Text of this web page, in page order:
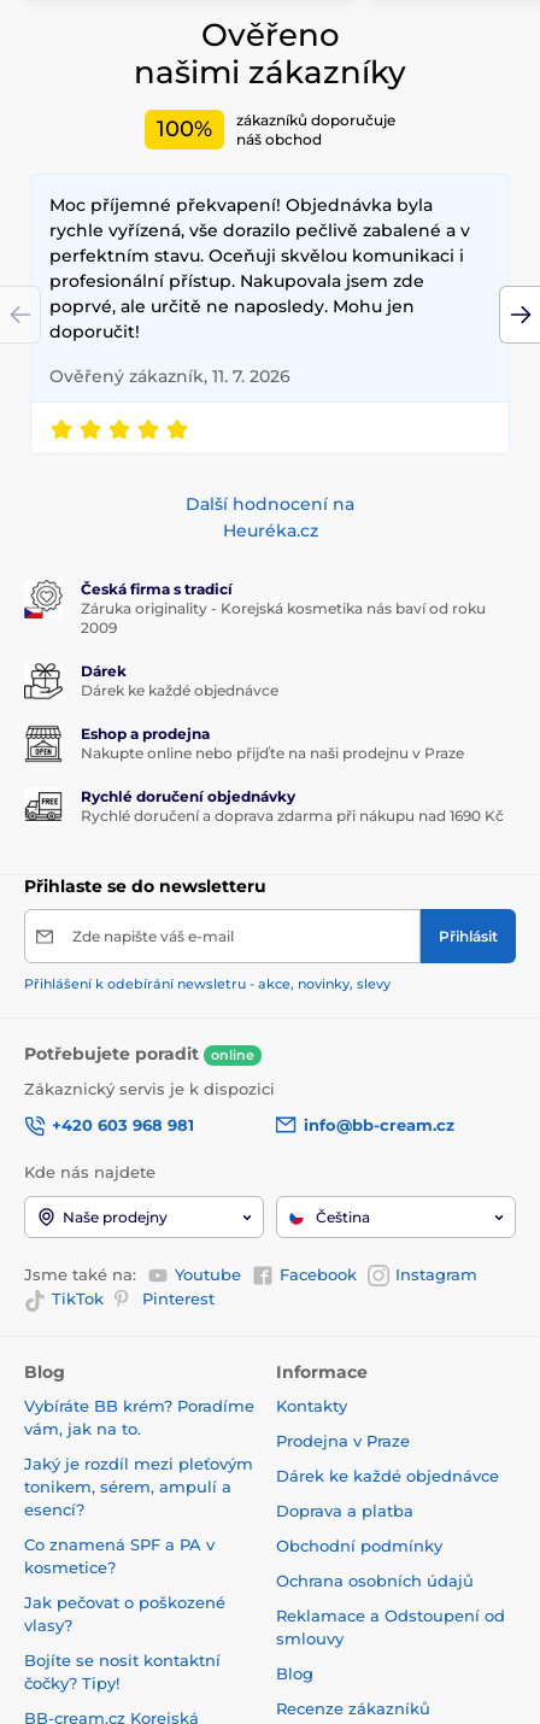
Ověřeno
našimi zákazníky
100%
zákazníků doporučuje
náš obchod
Moc příjemné překvapení! Objednávka byla
rychle vyřízená, vše dorazilo pečlivě zabalené a v
perfektním stavu. Oceňuji skvělou komunikaci i
profesionální přístup. Nakupovala jsem zde
poprvé, ale určitě ne naposledy. Mohu jen
doporučit!
Ověřený zákazník, 11. 7. 2026
Další hodnocení na
Heuréka.cz
Česká firma s tradicí
Záruka originality - Korejská kosmetika nás baví od roku
2009
Dárek
Dárek ke každé objednávce
Eshop a prodejna
Nakupte online nebo přijďte na naši prodejnu v Praze
Rychlé doručení objednávky
Rychlé doručení a doprava zdarma při nákupu nad 1690 Kč
Přihlaste se do newsletteru
Zde napište váš e-mail Přihlásit
Přihlášení k odebírání newsletru - akce, novinky, slevy
Potřebujete poradit online
Zákaznický servis je k dispozici
+420 603 968 981
info@bb-cream.cz
Kde nás najdete
Naše prodejny Čeština
Jsme také na: Youtube Facebook
Instagram
TikTok
Pinterest
Blog
Vybíráte BB krém? Poradíme
vám, jak na to.
Jaký je rozdíl mezi pleťovým
tonikem, sérem, ampulí a
esencí?
Co znamená SPF a PA v
kosmetice?
Jak pečovat o poškozené
vlasy?
Bojíte se nosit kontaktní
čočky? Tipy!
BB-cream.cz Korejská
Informace
Kontakty
Prodejna v Praze
Dárek ke každé objednávce
Doprava a platba
Obchodní podmínky
Ochrana osobních údajů
Reklamace a Odstoupení od
smlouvy
Blog
Recenze zákazníků